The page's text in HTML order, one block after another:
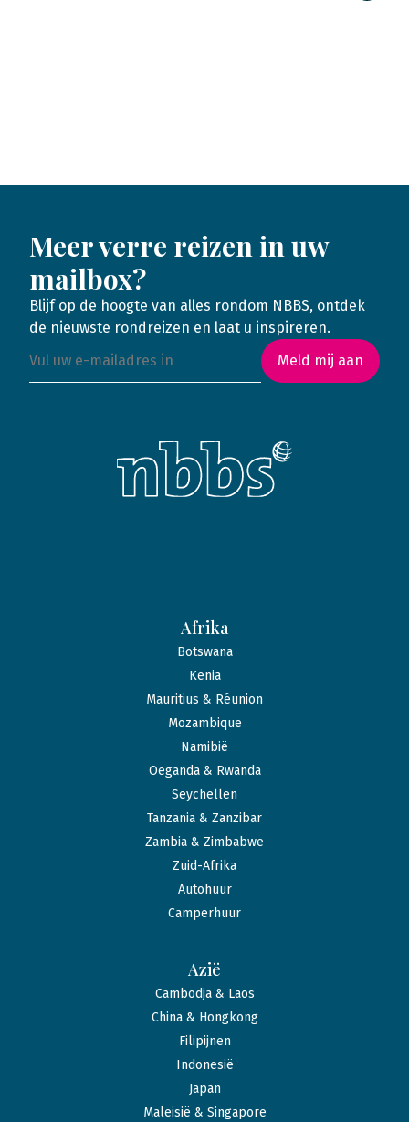
Meer verre reizen in uw
mailbox?
Blijf op de hoogte van alles rondom NBBS, ontdek
de nieuwste rondreizen en laat u inspireren.
Meld mij aan
Afrika
Botswana
Kenia
Mauritius & Réunion
Mozambique
Namibië
Oeganda & Rwanda
Seychellen
Tanzania & Zanzibar
Zambia & Zimbabwe
Zuid-Afrika
Autohuur
Camperhuur
Azië
Cambodja & Laos
China & Hongkong
Filipijnen
Indonesië
Japan
Maleisië & Singapore